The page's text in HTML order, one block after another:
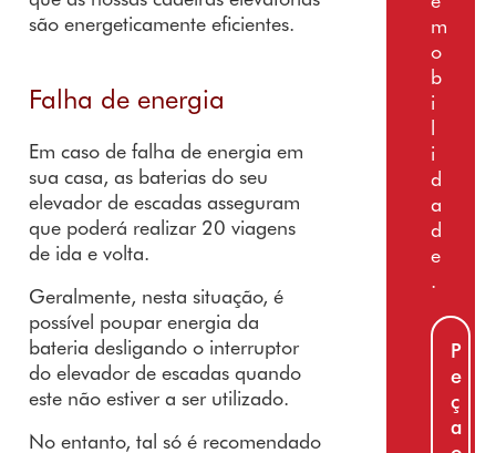
são energeticamente eficientes.
Falha de energia
Em caso de falha de energia em
sua casa, as baterias do seu
elevador de escadas asseguram
que poderá realizar 20 viagens
de ida e volta.
Geralmente, nesta situação, é
possível poupar energia da
bateria desligando o interruptor
do elevador de escadas quando
este não estiver a ser utilizado.
No entanto, tal só é recomendado
m
o
b
i
l
i
d
a
d
e
.
P
e
ç
a